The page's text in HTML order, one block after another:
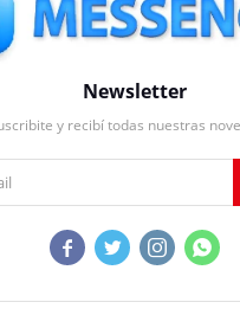
Newsletter
y recibí todas nuestras
   